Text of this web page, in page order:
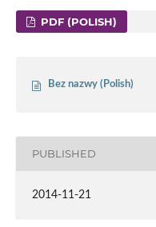
PDF (POLISH)
Bez nazwy (Polish)
PUBLISHED
2014-11-21